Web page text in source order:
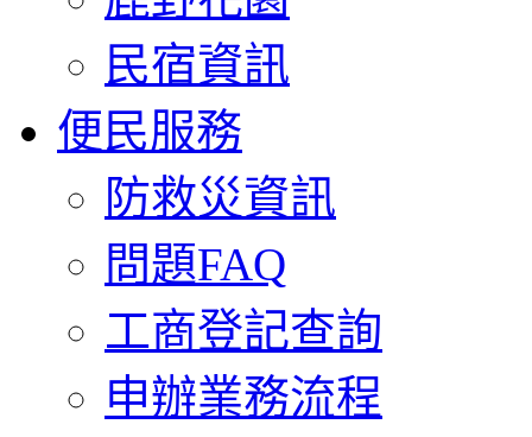
民宿資訊
便民服務
防救災資訊
問題FAQ
工商登記查詢
申辦業務流程